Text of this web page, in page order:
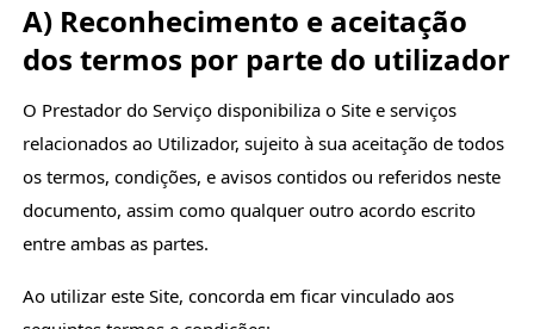
A) Reconhecimento e aceitação
dos termos por parte do utilizador
O Prestador do Serviço disponibiliza o Site e serviços
relacionados ao Utilizador, sujeito à sua aceitação de todos
os termos, condições, e avisos contidos ou referidos neste
documento, assim como qualquer outro acordo escrito
entre ambas as partes.
Ao utilizar este Site, concorda em ficar vinculado aos